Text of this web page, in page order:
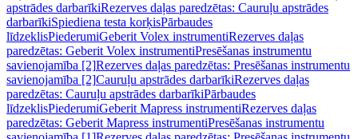
apstrādes darbarīkiRezerves daļas paredzētas: Cauruļu apstrādes
darbarīkiSpiediena testa korķisPārbaudes
līdzeklisPiederumiGeberit Volex instrumentiRezerves daļas
paredzētas: Geberit Volex instrumentiPresēšanas instrumentu
savienojamība [2]Rezerves daļas paredzētas: Presēšanas instrumentu
savienojamība [2]Cauruļu apstrādes darbarīkiRezerves daļas
paredzētas: Cauruļu apstrādes darbarīkiPārbaudes
līdzeklisPiederumiGeberit Mapress instrumentiRezerves daļas
paredzētas: Geberit Mapress instrumentiPresēšanas instrumentu